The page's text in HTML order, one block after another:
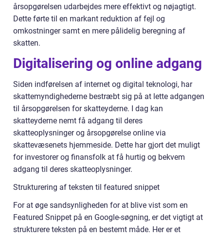
årsopgørelsen udarbejdes mere effektivt og nøjagtigt.
Dette førte til en markant reduktion af fejl og
omkostninger samt en mere pålidelig beregning af
skatten.
Digitalisering og online adgang
Siden indførelsen af internet og digital teknologi, har
skattemyndighederne bestræbt sig på at lette adgangen
til årsopgørelsen for skatteyderne. I dag kan
skatteyderne nemt få adgang til deres
skatteoplysninger og årsopgørelse online via
skattevæsenets hjemmeside. Dette har gjort det muligt
for investorer og finansfolk at få hurtig og bekvem
adgang til deres skatteoplysninger.
Strukturering af teksten til featured snippet
For at øge sandsynligheden for at blive vist som en
Featured Snippet på en Google-søgning, er det vigtigt at
strukturere teksten på en bestemt måde. Her er et